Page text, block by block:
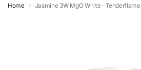
Home Jasmine 3W MgO White - Tenderflame